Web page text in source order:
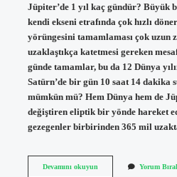
Jüpiter’de 1 yıl kaç gündür? Büyük
kendi ekseni etrafında çok hızlı
yörüngesini tamamlaması çok uzun
uzaklaştıkça katetmesi gereken
günde tamamlar, bu da 12 Dünya
Satürn’de bir gün 10 saat 14 dakika
mümkün mü? Hem Dünya hem de
değiştiren eliptik bir yönde hareket
gezegenler birbirinden 365 mil
Devamını okuyunJüpitere
Yorum